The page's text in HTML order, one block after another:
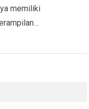
memiliki